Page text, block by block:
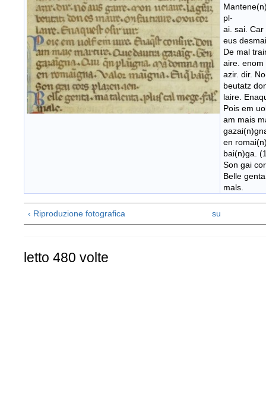
pl-
ai. sai. Car
eus
De mal
aire. enom
azir. dir.
beutatz
laire.
Pois em
am mais
en
bai(n)ga.
Son gai
Belle
mals.
‹ Riproduzione fotografica su
letto 480 volte